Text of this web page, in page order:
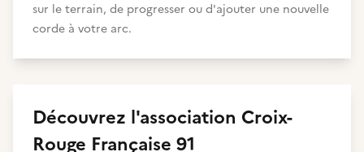
sur le terrain, de progresser ou d'ajouter une nouvelle
corde à votre arc.
Découvrez l'association Croix-
Rouge Française 91